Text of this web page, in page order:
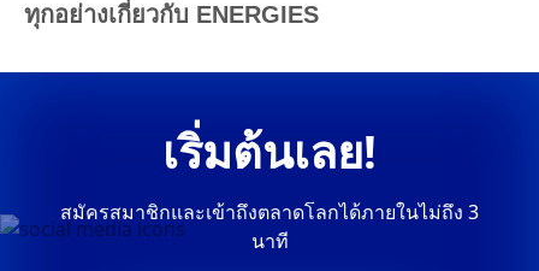
ทุกอย่างเกี่ยวกับ ENERGIES
เริ่มต้นเลย!
สมัครสมาชิกและเข้าถึงตลาดโลกได้ภายในไม่ถึง 3
นาที